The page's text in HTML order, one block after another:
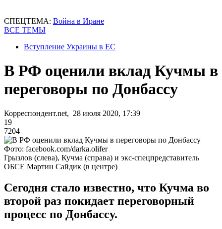
СПЕЦТЕМА: Война в Иране
ВСЕ ТЕМЫ
Вступление Украины в ЕС
В РФ оценили вклад Кучмы в
переговоры по Донбассу
Корреспондент.net, 28 июля 2020, 17:39
19
7204
Фото: facebook.com/darka.olifer
Грызлов (слева), Кучма (справа) и экс-спецпредставитель
ОБСЕ Мартин Сайдик (в центре)
Сегодня стало известно, что Кучма во
второй раз покидает переговорный
процесс по Донбассу.